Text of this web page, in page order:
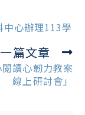
心辦理113學
篇文章
讀心韌力教案
線上研討會」